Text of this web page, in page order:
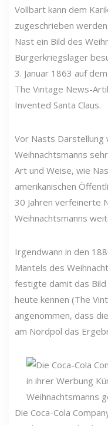
Vollbart kann dem
zugeschrieben
Nast ein Bild des
Bürgerkriegslager
3. Januar 1863 auf
The Vintage News-
Invented Santa Claus.
Vor Nasts Darstellung
Weihnachtsmanns
Art und Weise, wie
amerikanischen
30 Jahren verfeinerte
Weihnachtsmanns
Irgendwann in den
Mantels des
festigte damit das
heute kennen (The
angenommen, dass
am Nordpol das
Die Coca-Cola